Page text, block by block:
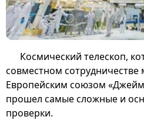
Космический телескоп,
совместном
Европейским союзом
прошел самые сложные и
проверки.